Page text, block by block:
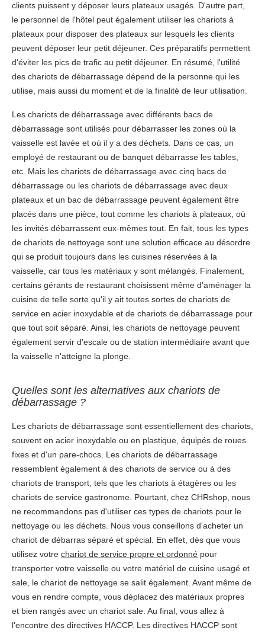
clients puissent y déposer leurs plateaux usagés. D'autre part,
le personnel de l'hôtel peut également utiliser les chariots à
plateaux pour disposer des plateaux sur lesquels les clients
peuvent déposer leur petit déjeuner. Ces préparatifs permettent
d'éviter les pics de trafic au petit déjeuner. En résumé, l'utilité
des chariots de débarrassage dépend de la personne qui les
utilise, mais aussi du moment et de la finalité de leur utilisation.
Les chariots de débarrassage avec différents bacs de
débarrassage sont utilisés pour débarrasser les zones où la
vaisselle est lavée et où il y a des déchets. Dans ce cas, un
employé de restaurant ou de banquet débarrasse les tables,
etc. Mais les chariots de débarrassage avec cinq bacs de
débarrassage ou les chariots de débarrassage avec deux
plateaux et un bac de débarrassage peuvent également être
placés dans une pièce, tout comme les chariots à plateaux, où
les invités débarrassent eux-mêmes tout. En fait, tous les types
de chariots de nettoyage sont une solution efficace au désordre
qui se produit toujours dans les cuisines réservées à la
vaisselle, car tous les matériaux y sont mélangés. Finalement,
certains gérants de restaurant choisissent même d'aménager la
cuisine de telle sorte qu'il y ait toutes sortes de chariots de
service en acier inoxydable et de chariots de débarrassage pour
que tout soit séparé. Ainsi, les chariots de nettoyage peuvent
également servir d'escale ou de station intermédiaire avant que
la vaisselle n'atteigne la plonge.
Quelles sont les alternatives aux chariots de
débarrassage ?
Les chariots de débarrassage sont essentiellement des chariots,
souvent en acier inoxydable ou en plastique, équipés de roues
fixes et d'un pare-chocs. Les chariots de débarrassage
ressemblent également à des chariots de service ou à des
chariots de transport, tels que les chariots à étagères ou les
chariots de service gastronome. Pourtant, chez CHRshop, nous
ne recommandons pas d'utiliser ces types de chariots pour le
nettoyage ou les déchets. Nous vous conseillons d'acheter un
chariot de débarras séparé et spécial. En effet, dès que vous
utilisez votre chariot de service propre et ordonné pour
transporter votre vaisselle ou votre matériel de cuisine usagé et
sale, le chariot de nettoyage se salit également. Avant même de
vous en rendre compte, vous déplacez des matériaux propres
et bien rangés avec un chariot sale. Au final, vous allez à
l'encontre des directives HACCP. Les directives HACCP sont